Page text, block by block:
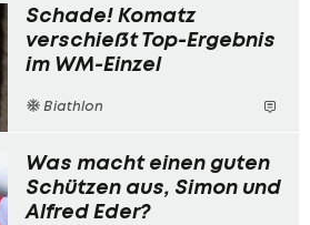
Schade! Komatz
verschießt Top-Ergebnis
im WM-Einzel
Biathlon
Was macht einen guten
Schützen aus, Simon und
Alfred Eder?